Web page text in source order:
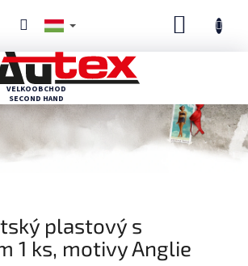
KOSÁR
plastový s
1 ks, motivy Anglie